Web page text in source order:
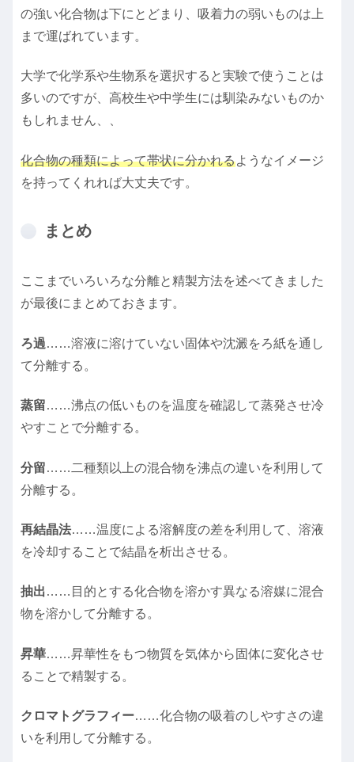
の強い化合物は下にとどまり、吸着力の弱いものは上
まで運ばれています。
大学で化学系や生物系を選択すると実験で使うことは
多いのですが、高校生や中学生には馴染みないものか
もしれません、、
化合物の種類によって帯状に分かれるようなイメージ
を持ってくれれば大丈夫です。
まとめ
ここまでいろいろな分離と精製方法を述べてきました
が最後にまとめておきます。
ろ過……溶液に溶けていない固体や沈澱をろ紙を通し
て分離する。
蒸留……沸点の低いものを温度を確認して蒸発させ冷
やすことで分離する。
分留……二種類以上の混合物を沸点の違いを利用して
分離する。
再結晶法……温度による溶解度の差を利用して、溶液
を冷却することで結晶を析出させる。
抽出……目的とする化合物を溶かす異なる溶媒に混合
物を溶かして分離する。
昇華……昇華性をもつ物質を気体から固体に変化させ
ることで精製する。
クロマトグラフィー……化合物の吸着のしやすさの違
いを利用して分離する。